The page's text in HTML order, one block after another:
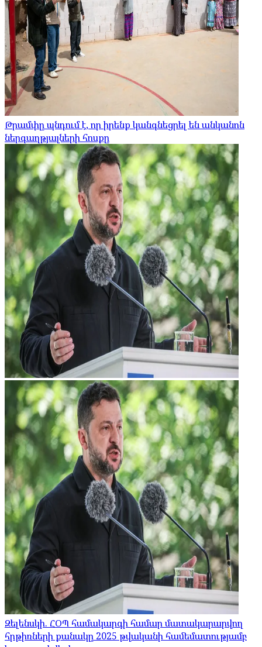
Թրամփը պնդում է, որ իրենք կանգնեցրել են անկանոն
ներգաղթյալների հոսքը
Զելենսկի. ՀՕՊ համակարգի համար մատակարարվող
հրթիռների քանակը 2025 թվականի համեմատությամբ